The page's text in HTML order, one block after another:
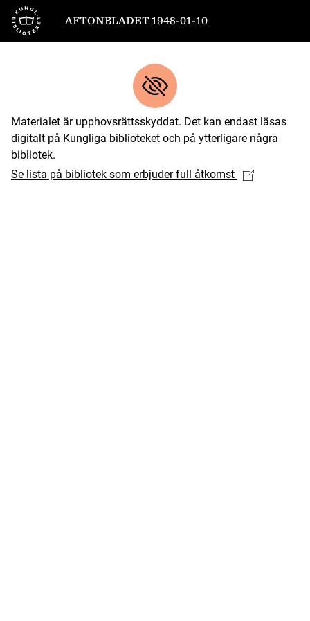
Till startsidan
AFTONBLADET 1948-01-10
Materialet är upphovsrättsskyddat. Det kan endast läsas
digitalt på Kungliga biblioteket och på ytterligare några
bibliotek.
Se lista på bibliotek som erbjuder full åtkomst